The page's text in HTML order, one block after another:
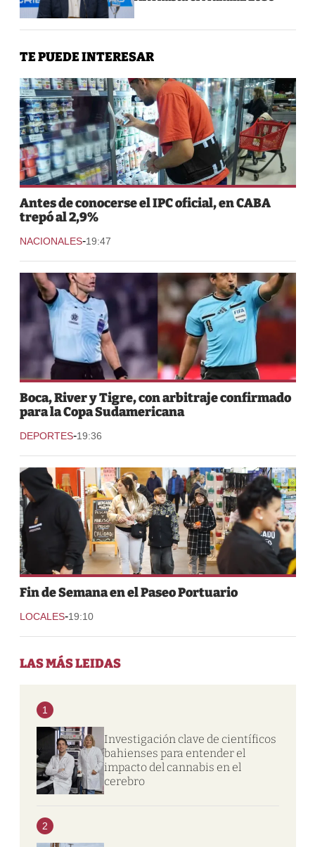
TE PUEDE INTERESAR
Antes de conocerse el IPC oficial, en CABA
trepó al 2,9%
NACIONALES-19:47
Boca, River y Tigre, con arbitraje confirmado
para la Copa Sudamericana
DEPORTES-19:36
Fin de Semana en el Paseo Portuario
LOCALES-19:10
LAS MÁS LEIDAS
1
Investigación clave de científicos
bahienses para entender el
impacto del cannabis en el
cerebro
2